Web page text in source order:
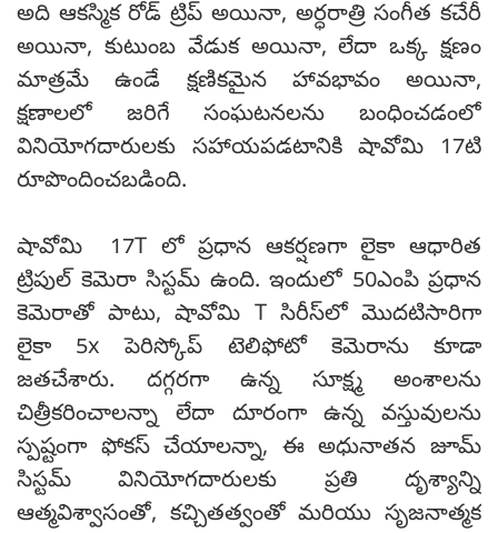
అది ఆకస్మిక రోడ్ ట్రిప్ అయినా, అర్ధరాత్రి సంగీత కచేరీ
అయినా, కుటుంబ వేడుక అయినా, లేదా ఒక్క క్షణం
మాత్రమే ఉండే క్షణికమైన హావభావం అయినా,
క్షణాలలో జరిగే సంఘటనలను బంధించడంలో
వినియోగదారులకు సహాయపడటానికి షావోమి 17టి
రూపొందించబడింది.
షావోమి 17T లో ప్రధాన ఆకర్షణగా లైకా ఆధారిత
ట్రిపుల్ కెమెరా సిస్టమ్ ఉంది. ఇందులో 50ఎంపి ప్రధాన
కెమెరాతో పాటు, షావోమి T సిరీస్‌లో మొదటిసారిగా
లైకా 5x పెరిస్కోప్ టెలిఫోటో కెమెరాను కూడా
జతచేశారు. దగ్గరగా ఉన్న సూక్ష్మ అంశాలను
చిత్రీకరించాలన్నా లేదా దూరంగా ఉన్న వస్తువులను
స్పష్టంగా ఫోకస్ చేయాలన్నా, ఈ అధునాతన జూమ్
సిస్టమ్ వినియోగదారులకు ప్రతి దృశ్యాన్ని
ఆత్మవిశ్వాసంతో, కచ్చితత్వంతో మరియు సృజనాత్మక